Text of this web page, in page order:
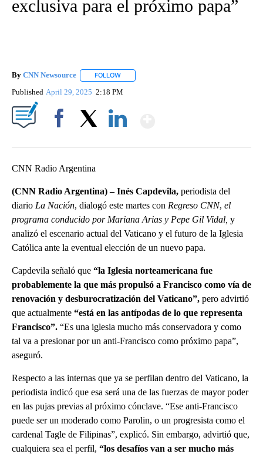
exclusiva para el próximo papa”
By CNN Newsource FOLLOW
Published April 29, 2025 2:18 PM
CNN Radio Argentina
(CNN Radio Argentina) – Inés Capdevila, periodista del
diario La Nación, dialogó este martes con Regreso CNN, el
programa conducido por Mariana Arias y Pepe Gil Vidal, y
analizó el escenario actual del Vaticano y el futuro de la Iglesia
Católica ante la eventual elección de un nuevo papa.
Capdevila señaló que “la Iglesia norteamericana fue
probablemente la que más propulsó a Francisco como vía de
renovación y desburocratización del Vaticano”, pero advirtió
que actualmente “está en las antípodas de lo que representa
Francisco”. “Es una iglesia mucho más conservadora y como
tal va a presionar por un anti-Francisco como próximo papa”,
aseguró.
Respecto a las internas que ya se perfilan dentro del Vaticano, la
periodista indicó que esa será una de las fuerzas de mayor poder
en las pujas previas al próximo cónclave. “Ese anti-Francisco
puede ser un moderado como Parolin, o un progresista como el
cardenal Tagle de Filipinas”, explicó. Sin embargo, advirtió que,
cualquiera sea el perfil, “los desafíos van a ser mucho más